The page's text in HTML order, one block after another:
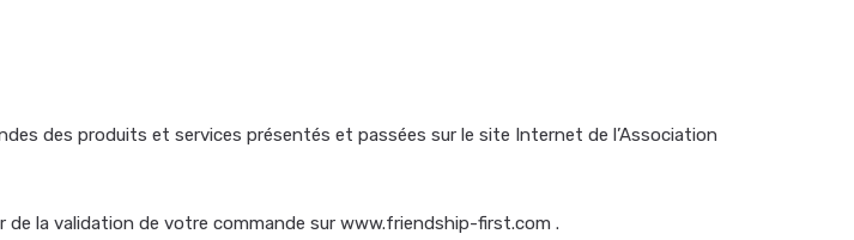
des produits et services présentés et passées sur le site Internet de l’Association
de la validation de votre commande sur www.friendship-first.com .